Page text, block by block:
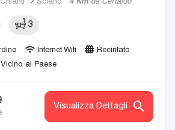
Chianti Sciano 4 Km da Certaldo
3
Internet Wifi
Recintato
Vicino al Paese
Visualizza Dettagli